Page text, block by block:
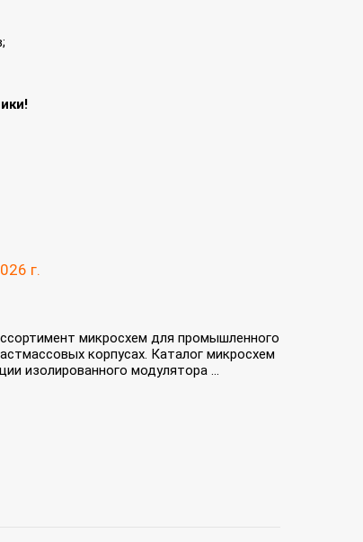
г.
микросхем для промышленного
корпусах. Каталог микросхем
изолированного модулятора ...